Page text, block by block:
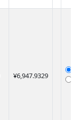
¥6,947.9329